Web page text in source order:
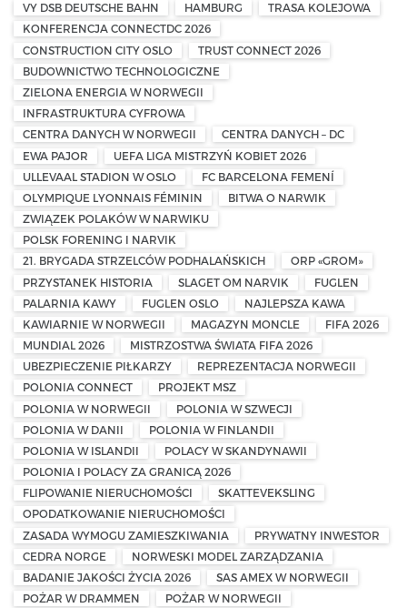
VY DSB DEUTSCHE BAHN
HAMBURG
TRASA KOLEJOWA
KONFERENCJA CONNECTDC 2026
CONSTRUCTION CITY OSLO
TRUST CONNECT 2026
BUDOWNICTWO TECHNOLOGICZNE
ZIELONA ENERGIA W NORWEGII
INFRASTRUKTURA CYFROWA
CENTRA DANYCH W NORWEGII
CENTRA DANYCH – DC
EWA PAJOR
UEFA LIGA MISTRZYŃ KOBIET 2026
ULLEVAAL STADION W OSLO
FC BARCELONA FEMENÍ
OLYMPIQUE LYONNAIS FÉMININ
BITWA O NARWIK
ZWIĄZEK POLAKÓW W NARWIKU
POLSK FORENING I NARVIK
21. BRYGADA STRZELCÓW PODHALAŃSKICH
ORP «GROM»
PRZYSTANEK HISTORIA
SLAGET OM NARVIK
FUGLEN
PALARNIA KAWY
FUGLEN OSLO
NAJLEPSZA KAWA
KAWIARNIE W NORWEGII
MAGAZYN MONCLE
FIFA 2026
MUNDIAL 2026
MISTRZOSTWA ŚWIATA FIFA 2026
UBEZPIECZENIE PIŁKARZY
REPREZENTACJA NORWEGII
POLONIA CONNECT
PROJEKT MSZ
POLONIA W NORWEGII
POLONIA W SZWECJI
POLONIA W DANII
POLONIA W FINLANDII
POLONIA W ISLANDII
POLACY W SKANDYNAWII
POLONIA I POLACY ZA GRANICĄ 2026
FLIPOWANIE NIERUCHOMOŚCI
SKATTEVEKSLING
OPODATKOWANIE NIERUCHOMOŚCI
ZASADA WYMOGU ZAMIESZKIWANIA
PRYWATNY INWESTOR
CEDRA NORGE
NORWESKI MODEL ZARZĄDZANIA
BADANIE JAKOŚCI ŻYCIA 2026
SAS AMEX W NORWEGII
POŻAR W DRAMMEN
POŻAR W NORWEGII